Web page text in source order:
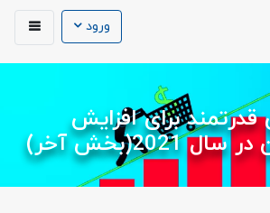
ورود
قدرتمند برای افزایش
آخر)